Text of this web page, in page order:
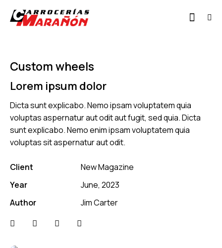
Custom wheels
Lorem ipsum dolor
Dicta sunt explicabo. Nemo ipsam voluptatem quia
voluptas aspernatur aut odit aut fugit, sed quia. Dicta
sunt explicabo. Nemo enim ipsam voluptatem quia
voluptas sit aspernatur aut odit.
Client
New Magazine
Year
June, 2023
Author
Jim Carter